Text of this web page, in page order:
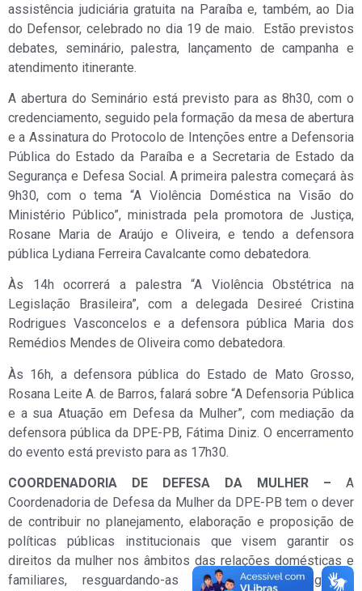
assistência judiciária gratuita na Paraíba e, também, ao Dia
do Defensor, celebrado no dia 19 de maio. Estão previstos
debates, seminário, palestra, lançamento de campanha e
atendimento itinerante.
A abertura do Seminário está previsto para as 8h30, com o
credenciamento, seguido pela formação da mesa de abertura
e a Assinatura do Protocolo de Intenções entre a Defensoria
Pública do Estado da Paraíba e a Secretaria de Estado da
Segurança e Defesa Social. A primeira palestra começará às
9h30, com o tema “A Violência Doméstica na Visão do
Ministério Público”, ministrada pela promotora de Justiça,
Rosane Maria de Araújo e Oliveira, e tendo a defensora
pública Lydiana Ferreira Cavalcante como debatedora.
Às 14h ocorrerá a palestra “A Violência Obstétrica na
Legislação Brasileira”, com a delegada Desireé Cristina
Rodrigues Vasconcelos e a defensora pública Maria dos
Remédios Mendes de Oliveira como debatedora.
Às 16h, a defensora pública do Estado de Mato Grosso,
Rosana Leite A. de Barros, falará sobre “A Defensoria Pública
e a sua Atuação em Defesa da Mulher”, com mediação da
defensora pública da DPE-PB, Fátima Diniz. O encerramento
do evento está previsto para as 17h30.
COORDENADORIA DE DEFESA DA MULHER – A
Coordenadoria de Defesa da Mulher da DPE-PB tem o dever
de contribuir no planejamento, elaboração e proposição de
políticas públicas institucionais que visem garantir os
direitos da mulher nos âmbitos das relações domésticas e
familiares, resguardando-as de toda a negligência,